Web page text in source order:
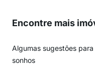
Encontre mais
Algumas sugestões
sonhos